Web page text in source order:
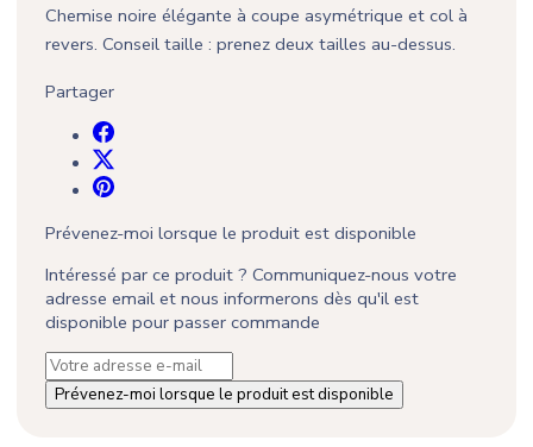
Chemise noire élégante à coupe asymétrique et col à
revers. Conseil taille : prenez deux tailles au-dessus.
Partager
Prévenez-moi lorsque le produit est disponible
Intéressé par ce produit ? Communiquez-nous votre
adresse email et nous informerons dès qu'il est
disponible pour passer commande
Prévenez-moi lorsque le produit est disponible